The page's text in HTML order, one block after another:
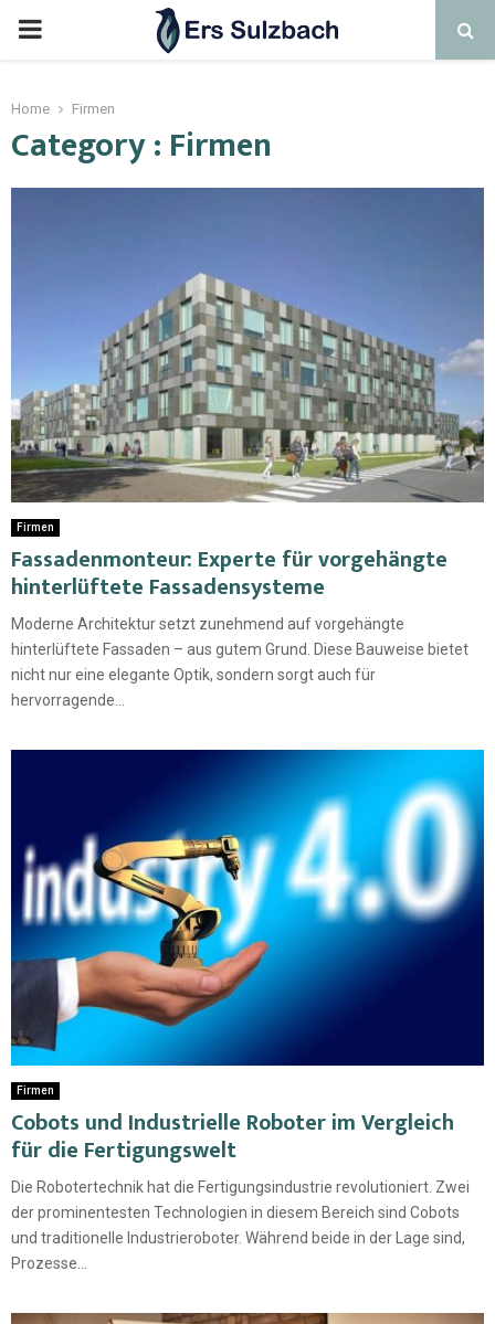
Home Firmen
Category : Firmen
Firmen
Fassadenmonteur: Experte für vorgehängte
hinterlüftete Fassadensysteme
Moderne Architektur setzt zunehmend auf vorgehängte
hinterlüftete Fassaden – aus gutem Grund. Diese Bauweise bietet
nicht nur eine elegante Optik, sondern sorgt auch für
hervorragende...
Firmen
Cobots und Industrielle Roboter im Vergleich
für die Fertigungswelt
Die Robotertechnik hat die Fertigungsindustrie revolutioniert. Zwei
der prominentesten Technologien in diesem Bereich sind Cobots
und traditionelle Industrieroboter. Während beide in der Lage sind,
Prozesse...